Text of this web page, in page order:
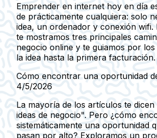
Emprender en internet hoy en día
de prácticamente cualquiera: solo
idea, un ordenador y conexión wifi.
te mostramos tres principales
negocio online y te guiamos por los
la idea hasta la primera facturación.
Cómo encontrar una oportunidad
4/5/2026
La mayoría de los artículos te dicen
ideas de negocio". Pero ¿cómo
sistemáticamente una oportunidad
pasan por alto? Exploramos un